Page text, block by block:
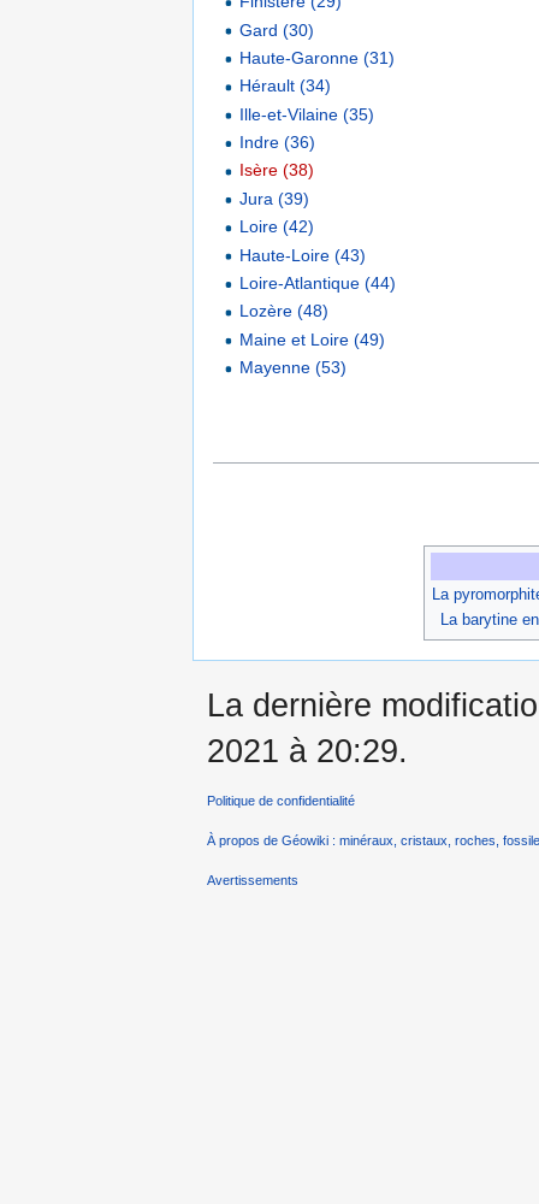
Gard (30)
Haute-Garonne (31)
Hérault (34)
Ille-et-Vilaine (35)
Indre (36)
Isère (38)
Jura (39)
Loire (42)
Haute-Loire (43)
Loire-Atlantique (44)
Lozère (48)
Maine et Loire (49)
Mayenne (53)
La
La barytine
La dernière
2021 à 20:29.
Politique de confidentialité
À propos de Géowiki : minéraux, cristaux, roches,
Avertissements